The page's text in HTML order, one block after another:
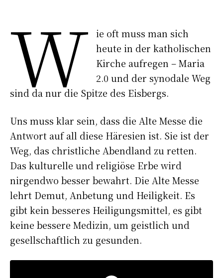
W
ie oft muss man sich
heute in der katholischen
Kirche aufregen – Maria
2.0 und der synodale Weg
sind da nur die Spitze des Eisbergs.
Uns muss klar sein, dass die Alte Messe die
Antwort auf all diese Häresien ist. Sie ist der
Weg, das christliche Abendland zu retten.
Das kulturelle und religiöse Erbe wird
nirgendwo besser bewahrt. Die Alte Messe
lehrt Demut, Anbetung und Heiligkeit. Es
gibt kein besseres Heiligungsmittel, es gibt
keine bessere Medizin, um geistlich und
gesellschaftlich zu gesunden.